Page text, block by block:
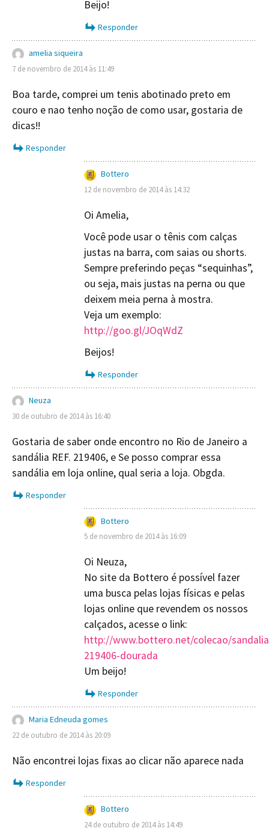
Beijo!
Responder
amelia siqueira
7 de novembro de 2014 às 11:49
Boa tarde, comprei um tenis abotinado preto em
couro e nao tenho noção de como usar, gostaria de
dicas!!
Responder
Bottero
12 de novembro de 2014 às 14:32
Oi Amelia,
Você pode usar o tênis com calças
justas na barra, com saias ou shorts.
Sempre preferindo peças “sequinhas”,
ou seja, mais justas na perna ou que
deixem meia perna à mostra.
Veja um exemplo:
http://goo.gl/JOqWdZ
Beijos!
Responder
Neuza
30 de outubro de 2014 às 16:40
Gostaria de saber onde encontro no Rio de Janeiro a
sandália REF. 219406, e Se posso comprar essa
sandália em loja online, qual seria a loja. Obgda.
Responder
Bottero
5 de novembro de 2014 às 16:09
Oi Neuza,
No site da Bottero é possível fazer
uma busca pelas lojas físicas e pelas
lojas online que revendem os nossos
calçados, acesse o link:
http://www.bottero.net/colecao/
219406-dourada
Um beijo!
Responder
Maria Edneuda gomes
22 de outubro de 2014 às 20:09
Não encontrei lojas fixas ao clicar não aparece nada
Responder
Bottero
24 de outubro de 2014 às 14:49